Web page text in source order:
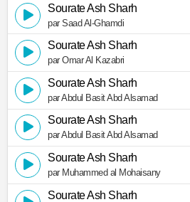
Sourate Ash Sharh
par Saad Al-Ghamdi
Sourate Ash Sharh
par Omar Al Kazabri
Sourate Ash Sharh
par Abdul Basit Abd Alsamad
Sourate Ash Sharh
par Abdul Basit Abd Alsamad
Sourate Ash Sharh
par Muhammed al Mohaisany
Sourate Ash Sharh